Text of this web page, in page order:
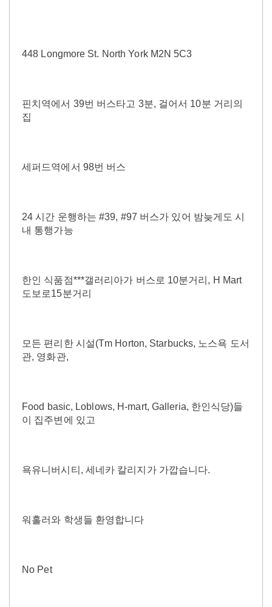
448 Longmore St. North York M2N 5C3
핀치역에서 39번 버스타고 3분, 걸어서 10분 거리의
집
세퍼드역에서 98번 버스
24 시간 운행하는 #39, #97 버스가 있어 밤늦게도 시
내 통행가능
한인 식품점***갤러리아가 버스로 10분거리, H Mart
도보로15분거리
모든 편리한 시설(Tm Horton, Starbucks, 노스욕 도서
관, 영화관,
Food basic, Loblows, H-mart, Galleria, 한인식당)들
이 집주변에 있고
욕유니버시티, 세네카 칼리지가 가깝습니다.
워홀러와 학생들 환영합니다
No Pet